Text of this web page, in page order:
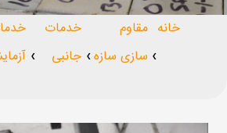
خانه
❯
مقاوم
سازی سازه ❯
خدمات
جانبی
❯